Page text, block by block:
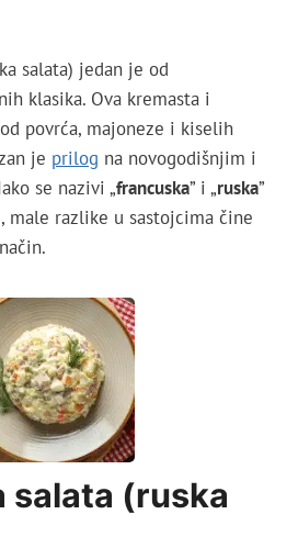
salata) jedan je od
klasika. Ova kremasta i
povrća, majoneze i kiselih
je prilog na novogodišnjim i
se nazivi „francuska” i „ruska”
male razlike u sastojcima čine
salata (ruska